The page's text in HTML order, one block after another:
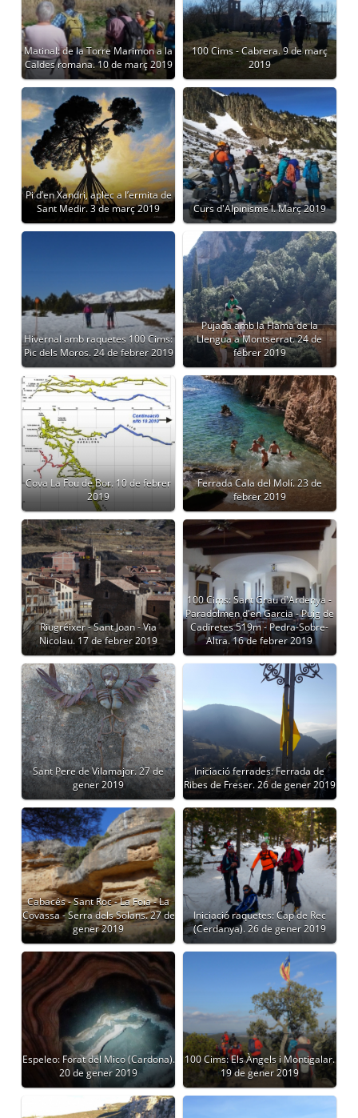
Matinal: de la Torre Marimon a la
Caldes romana. 10 de març 2019
100 Cims - Cabrera. 9 de març
2019
Pi d’en Xandri, aplec a l’ermita de
Sant Medir. 3 de març 2019
Curs d'Alpinisme I. Març 2019
Hivernal amb raquetes 100 Cims:
Pic dels Moros. 24 de febrer 2019
Pujada amb la Flama de la
Llengua a Montserrat. 24 de
febrer 2019
Cova La Fou de Bor. 10 de febrer
2019
Ferrada Cala del Molí. 23 de
febrer 2019
Riugréixer - Sant Joan - Via
Nicolau. 17 de febrer 2019
100 Cims: Sant Grau d'Ardenya -
Paradolmen d'en Garcia - Puig de
Cadiretes 519m - Pedra-Sobre-
Altra. 16 de febrer 2019
Sant Pere de Vilamajor. 27 de
gener 2019
Iniciació ferrades: Ferrada de
Ribes de Freser. 26 de gener 2019
Cabacés - Sant Roc - La Foia - La
Covassa - Serra dels Solans. 27 de
gener 2019
Iniciació raquetes: Cap de Rec
(Cerdanya). 26 de gener 2019
Espeleo: Forat del Mico (Cardona).
20 de gener 2019
100 Cims: Els Àngels i Montigalar.
19 de gener 2019